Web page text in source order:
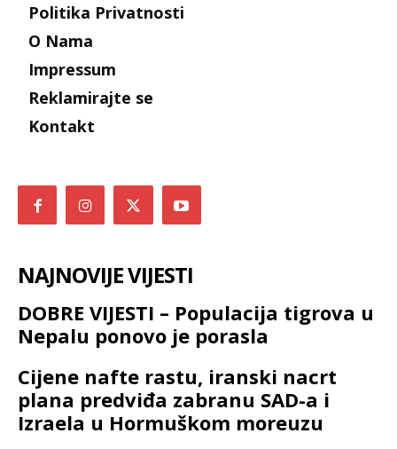
Politika Privatnosti
O Nama
Impressum
Reklamirajte se
Kontakt
NAJNOVIJE VIJESTI
DOBRE VIJESTI – Populacija tigrova u
Nepalu ponovo je porasla
Cijene nafte rastu, iranski nacrt
plana predviđa zabranu SAD-a i
Izraela u Hormuškom moreuzu